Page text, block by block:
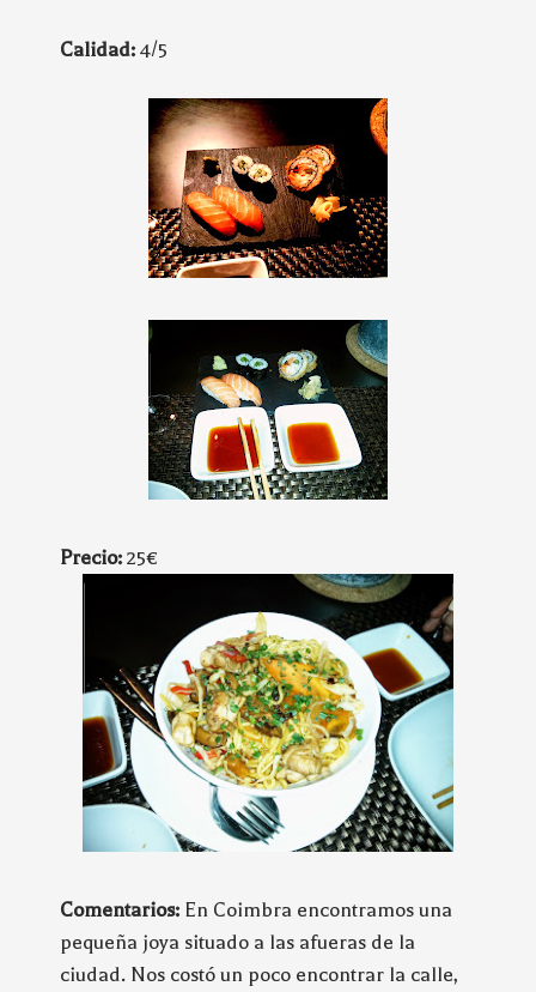
Calidad: 4/5
Precio: 25€
Comentarios: En Coimbra encontramos una
pequeña joya situado a las afueras de la
ciudad. Nos costó un poco encontrar la calle,